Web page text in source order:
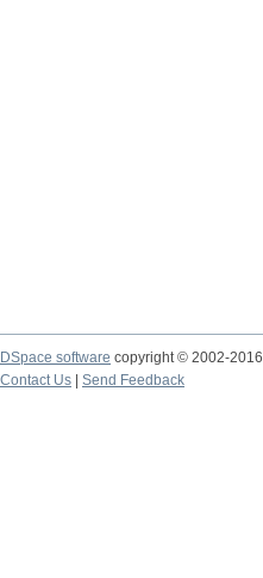
DSpace software copyright © 2002-2016
Contact Us
Send Feedback